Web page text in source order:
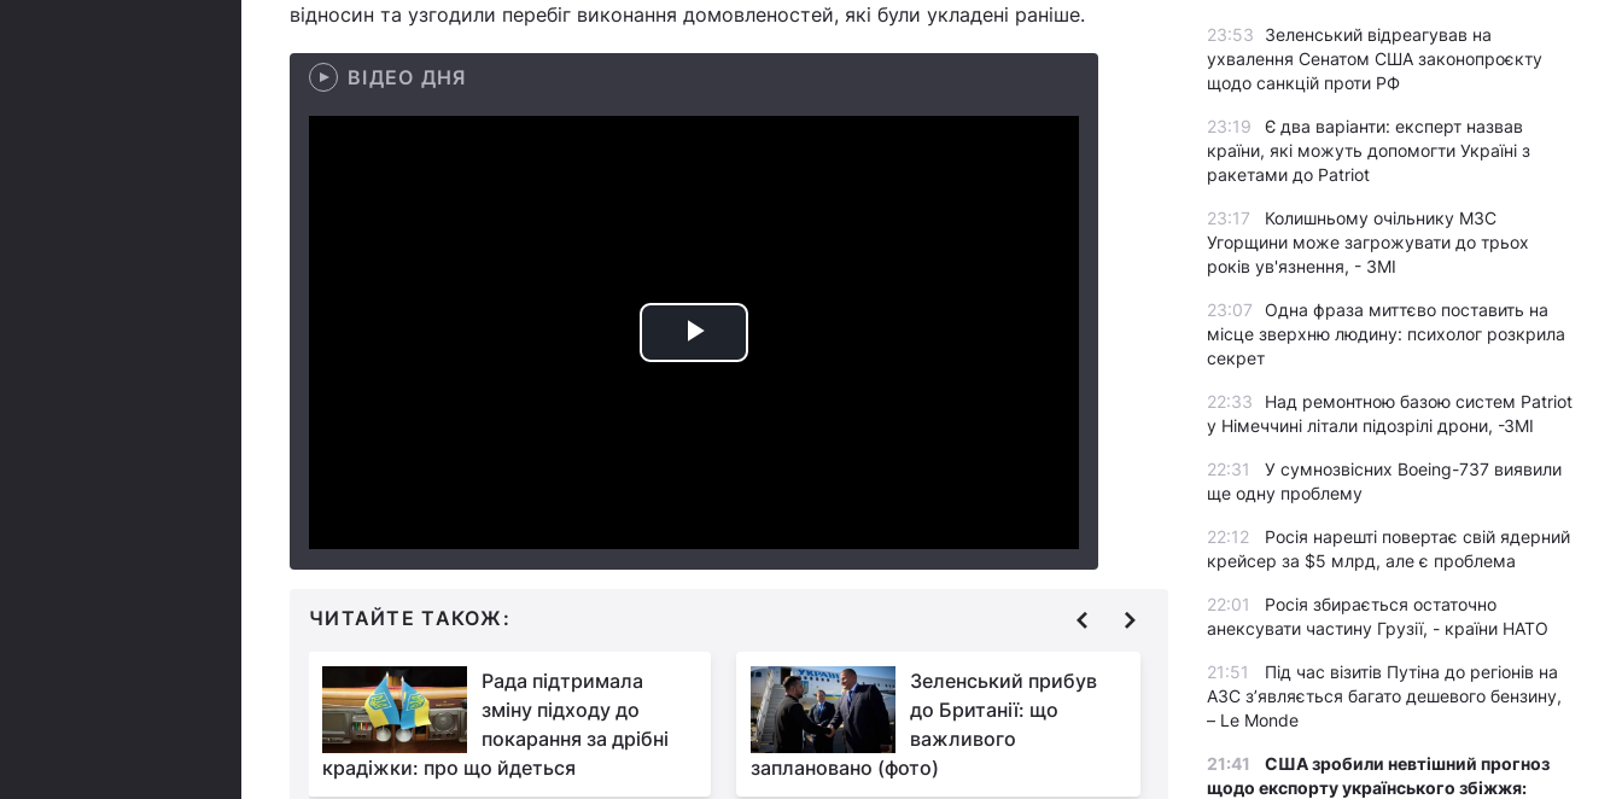
відносин та узгодили перебіг виконання домовленостей, які були укладені раніше.
ВІДЕО ДНЯ
Play
ЧИТАЙТЕ ТАКОЖ:
Рада підтримала
зміну підходу до
покарання за дрібні
крадіжки: про що йдеться
Зеленський прибув
до Британії: що
важливого
заплановано (фото)
Призначено
спецпредставника
23:53
Зеленський відреагував на
ухвалення Сенатом США законопроєкту
щодо санкцій проти РФ
23:19
Є два варіанти: експерт назвав
країни, які можуть допомогти Україні з
ракетами до Patriot
23:17
Колишньому очільнику МЗС
Угорщини може загрожувати до трьох
років ув'язнення, - ЗМІ
23:07
Одна фраза миттєво поставить на
місце зверхню людину: психолог розкрила
секрет
22:33
Над ремонтною базою систем Patriot
у Німеччині літали підозрілі дрони, -ЗМІ
22:31
У сумнозвісних Boeing-737 виявили
ще одну проблему
22:12
Росія нарешті повертає свій ядерний
крейсер за $5 млрд, але є проблема
22:01
Росія збирається остаточно
анексувати частину Грузії, - країни НАТО
21:51
Під час візитів Путіна до регіонів на
АЗС з’являється багато дешевого бензину,
– Le Monde
21:41
США зробили невтішний прогноз
щодо експорту українського збіжжя: